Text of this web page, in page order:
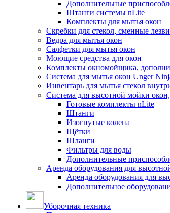
Дополнительные
Штанги системы nLite
Комплекты для мытья окон
Скребки для стекол, сменные
Ведра для мытья окон
Салфетки для мытья окон
Моющие средства для окон
Комплекты окномойщика,
Система для мытья окон Unger
Инвентарь для мытья стекол
Система для высотной мойки
Готовые комплекты nLite
Штанги
Изогнутые колена
Щётки
Шланги
Фильтры для воды
Дополнительные
Аренда оборудования для
Аренда оборудования для
Дополнительное
Уборочная техника